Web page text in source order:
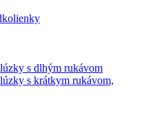
s dlhým rukávom
s krátkym rukávom,